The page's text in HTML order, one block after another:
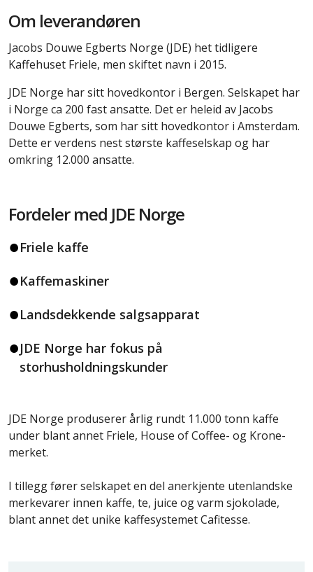
Om leverandøren
Jacobs Douwe Egberts Norge (JDE) het tidligere
Kaffehuset Friele, men skiftet navn i 2015.
JDE Norge har sitt hovedkontor i Bergen. Selskapet har
i Norge ca 200 fast ansatte. Det er heleid av Jacobs
Douwe Egberts, som har sitt hovedkontor i Amsterdam.
Dette er verdens nest største kaffeselskap og har
omkring 12.000 ansatte.
Fordeler med JDE Norge
Friele kaffe
Kaffemaskiner
Landsdekkende salgsapparat
JDE Norge har fokus på
storhusholdningskunder
JDE Norge produserer årlig rundt 11.000 tonn kaffe
under blant annet Friele, House of Coffee- og Krone-
merket.
I tillegg fører selskapet en del anerkjente utenlandske
merkevarer innen kaffe, te, juice og varm sjokolade,
blant annet det unike kaffesystemet Cafitesse.